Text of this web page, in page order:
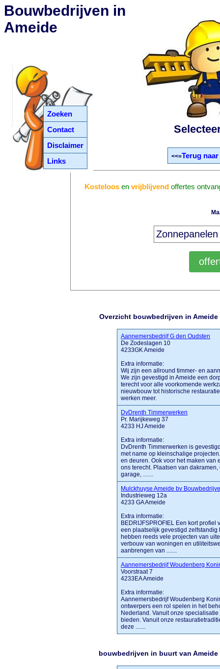
Zoeken
Contact
Disclaimer
Links
Bouwbedrijven in
Ameide
<<=Terug
Kosteloos envrijblijvend offertes
Overzicht bouwbedrijven in Ameide
Aannemersbedrijf G den Oudsten
De Zodeslagen 10
4233GK Ameide
Extra informatie:
Wij zijn een allround timmer- en
We zijn gevestigd in Ameide een
terecht voor alle voorkomende
nieuwbouw tot historische
werken meer.
DvDrenth Timmerwerken
Pr. Marijkeweg 37
4233 HJ Ameide
Extra informatie:
DvDrenth Timmerwerken is
met name op kleinschalige
en deuren. Ook voor het maken van
ons terecht. Plaatsen van
garage, .......
Mulckhuyse Ameide bv
Industrieweg 12a
4233 GA Ameide
Extra informatie:
BEDRIJFSPROFIEL Een kort
een plaatselijk gevestigd
hebben reeds vele projecten van
verbouw van woningen en
aanbrengen van .......
Aannemersbedrijf Woudenberg
Voorstraat 7
4233EA Ameide
Extra informatie:
Aannemersbedrijf Woudenberg
ontwerpers een rol spelen in het
Nederland. Vanuit onze
bieden. Vanuit onze
deze .......
bouwbedrijven in buurt van Ameide